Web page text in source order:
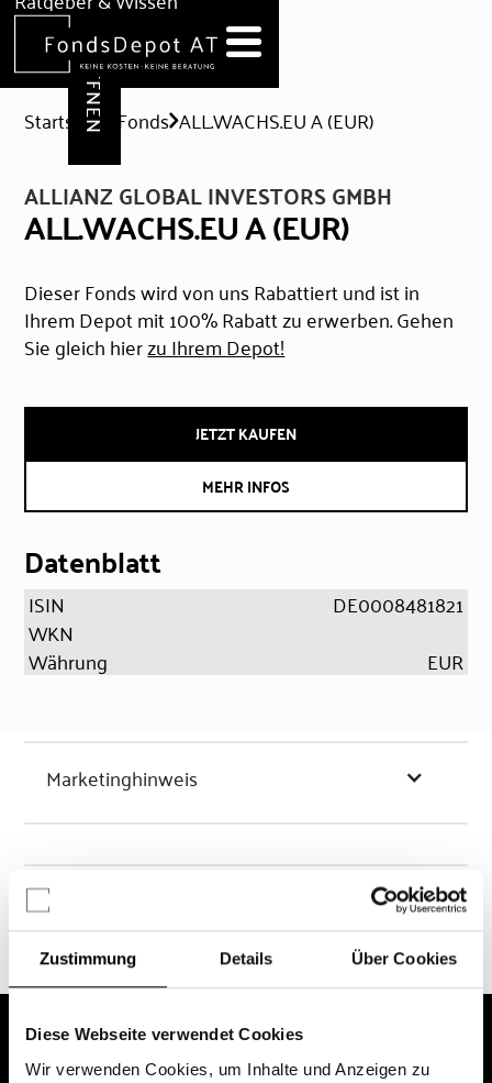
Zustimmung Details Über Cookies
Diese Webseite verwendet Cookies
Wir verwenden Cookies, um Inhalte und Anzeigen zu
Hilfe & Formulare
DEPOT ERÖFFNEN
Startseite Fonds ALL.WACHS.EU A (EUR)
ALLIANZ GLOBAL INVESTORS GMBH
ALL.WACHS.EU A (EUR)
Dieser Fonds wird von uns Rabattiert und ist in
Ihrem Depot mit 100% Rabatt zu erwerben. Gehen
Sie gleich hierzu Ihrem Depot!
JETZT KAUFEN
MEHR INFOS
Datenblatt
ISIN
DE0008481821
WKN
Währung
EUR
Marketinghinweis
Chancen & Risiken